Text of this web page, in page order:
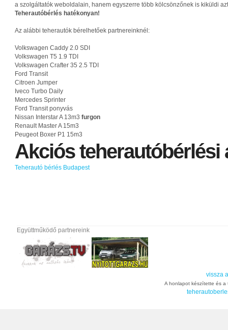
a szolgáltatók weboldalain, hanem egyszerre több kölcsönzőnek is kiküldi
Teherautóbérlés hatékonyan!
Az alábbi teherautók bérelhetőek partnereinknél:
Volkswagen Caddy 2.0 SDI
Volkswagen T5 1.9 TDI
Volkswagen Crafter 35 2.5 TDI
Ford Transit
Citroen Jumper
Iveco Turbo Daily
Mercedes Sprinter
Ford Transit ponyvás
Nissan Interstar A 13m3 furgon
Renault Master A 15m3
Peugeot Boxer P1 15m3
Akciósteherautóbérlési
Teherautó bérlés Budapest
Együttműködő partnereink
vissza
A honlapot készítette és